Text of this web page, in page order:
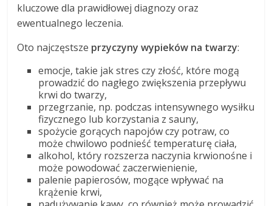
kluczowe dla prawidłowej diagnozy oraz
ewentualnego leczenia.
Oto najczęstsze przyczyny wypieków na twarzy:
emocje, takie jak stres czy złość, które mogą
prowadzić do nagłego zwiększenia przepływu
krwi do twarzy,
przegrzanie, np. podczas intensywnego wysiłku
fizycznego lub korzystania z sauny,
spożycie gorących napojów czy potraw, co
może chwilowo podnieść temperaturę ciała,
alkohol, który rozszerza naczynia krwionośne i
może powodować zaczerwienienie,
palenie papierosów, mogące wpływać na
krążenie krwi,